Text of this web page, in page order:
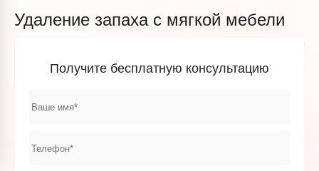
Удаление запаха с мягкой мебели
Получите бесплатную консультацию